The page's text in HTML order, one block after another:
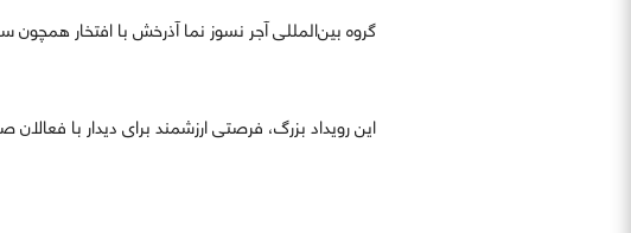
گروه بین‌المللی آجر نسوز نما آذرخش با افتخار
این رویداد بزرگ، فرصتی ارزشمند برای دیدار با